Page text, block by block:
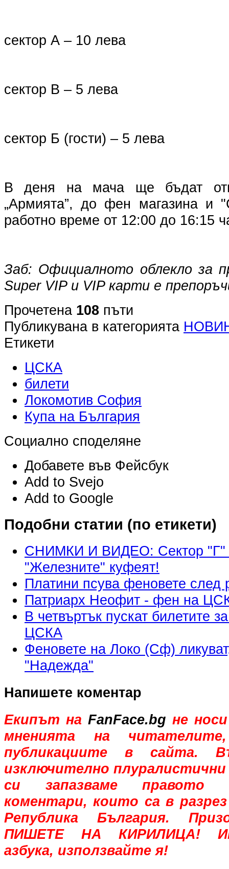
сектор А – 10 лева
сектор В – 5 лева
сектор Б (гости) – 5 лева
В деня на мача ще бъдат
„Армията”, до фен магазина и
работно време от 12:00 до 16:15
Заб: Официалното облекло за
Super VIP и VIP карти е
Прочетена 108 пъти
Публикувана в категорията
Етикети
ЦСКА
билети
Локомотив София
Купа на България
Социално споделяне
Добавете във Фейсбук
Add to Svejo
Add to Google
Подобни статии (по етикети)
СНИМКИ И ВИДЕО: Сектор "Г"
"Железните" куфеят!
Платини псува феновете
Патриарх Неофит - фен на
В четвъртък пускат билетите
ЦСКА
Феновете на Локо (Сф)
"Надежда"
Напишете коментар
Екипът на FanFace.bg не
мненията на
публикациите в сайта.
изключително
си запазваме правото
коментари, които са в
Република България.
ПИШЕТЕ НА КИРИЛИЦА!
азбука, използвайте я!